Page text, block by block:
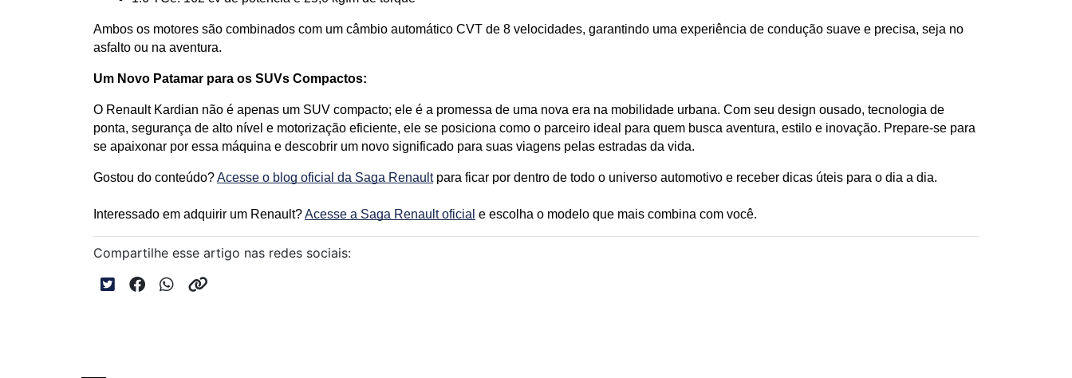
Ambos os motores são combinados com um câmbio automático CVT de 8 velocidades, garantindo uma experiência de condução suave e precisa, seja no
asfalto ou na aventura.
Um Novo Patamar para os SUVs Compactos:
O Renault Kardian não é apenas um SUV compacto; ele é a promessa de uma nova era na mobilidade urbana. Com seu design ousado, tecnologia de
ponta, segurança de alto nível e motorização eficiente, ele se posiciona como o parceiro ideal para quem busca aventura, estilo e inovação. Prepare-se para
se apaixonar por essa máquina e descobrir um novo significado para suas viagens pelas estradas da vida.
Gostou do conteúdo? Acesse o blog oficial da Saga Renault para ficar por dentro de todo o universo automotivo e receber dicas úteis para o dia a dia.
Interessado em adquirir um Renault? Acesse a Saga Renault oficial e escolha o modelo que mais combina com você.
Compartilhe esse artigo nas redes sociais: